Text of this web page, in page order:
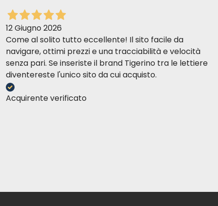
12 Giugno 2026
Come al solito tutto eccellente! Il sito facile da
navigare, ottimi prezzi e una tracciabilità e velocità
senza pari. Se inseriste il brand Tigerino tra le lettiere
diventereste l'unico sito da cui acquisto.
Acquirente verificato